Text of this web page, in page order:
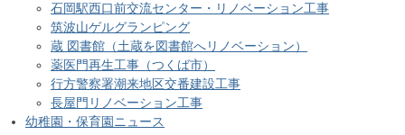
石岡駅西口前交流センター・リノベーション工事
筑波山ゲルグランピング
蔵 図書館（土蔵を図書館へリノベーション）
薬医門再生工事（つくば市）
行方警察署潮来地区交番建設工事
長屋門リノベーション工事
幼稚園・保育園ニュース